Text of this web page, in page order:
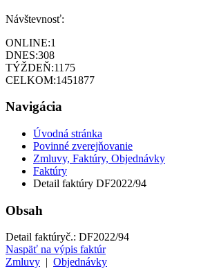
Návštevnosť:
ONLINE:1
DNES:308
TÝŽDEŇ:1175
CELKOM:1451877
Navigácia
Úvodná stránka
Povinné zverejňovanie
Zmluvy, Faktúry, Objednávky
Faktúry
Detail faktúry DF2022/94
Obsah
Detail faktúryč.: DF2022/94
Naspäť na výpis faktúr
Zmluvy
Objednávky